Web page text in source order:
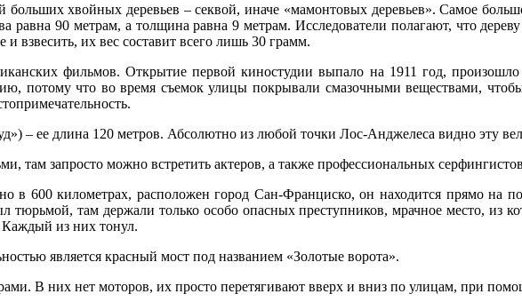
хвойных деревьев – секвой, иначе «мамонтовых деревьев». Самое
равна 90 метрам, а толщина равна 9 метрам. Исследователи полагают, что
взвесить, их вес составит всего лишь 30 грамм.
фильмов. Открытие первой киностудии выпало на 1911 год,
потому что во время съемок улицы покрывали смазочными веществами,
– ее длина 120 метров. Абсолютно из любой точки Лос-Анджелеса видно эту
там запросто можно встретить актеров, а также профессиональных
в 600 километрах, расположен город Сан-Франциско, он находится прямо на
там держали только особо опасных преступников, мрачное место, из
Каждый из них тонул.
является красный мост под названием «Золотые ворота».
В них нет моторов, их просто перетягивают вверх и вниз по улицам, при